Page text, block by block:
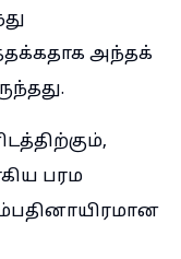
அந்தக்
பரம